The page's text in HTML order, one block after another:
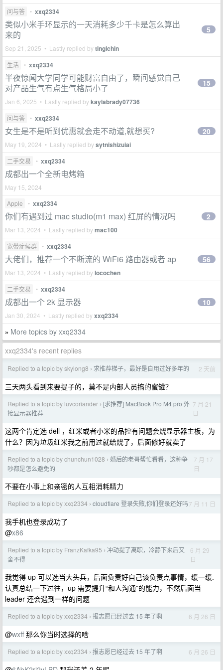
问与答 • xxq2334
类似小米手环显示的一天消耗多少千卡是怎么算出
来的
Sep 21, 2025 • Lastly replied bytingichin
5
生活 • xxq2334
半夜惊闻大学同学可能财富自由了，瞬间感觉自己
对产品生气有点生气格局小了
Jan 6, 2025 • Lastly replied bykaylabrady07736
15
问与答 • xxq2334
女生是不是听到优惠就会走不动道,就想买?
May 19, 2024 • Lastly replied bysytnishizuiai
20
二手交易 • xxq2334
成都出一个全新电烤箱
May 15, 2024
Apple
• xxq2334
你们有遇到过 mac studio(m1 max) 红屏的情况吗
Mar 13, 2024 • Lastly replied bymac100
2
宽带症候群 • xxq2334
大佬们，推荐一个不断流的 WiFi6 路由器或者 ap
Mar 13, 2024 • Lastly replied bylocochen
56
二手交易 • xxq2334
成都出一个 2k 显示器
Jan 30, 2024 • Lastly replied byxxq2334
10
» More topics by xxq2334
xxq2334's recent replies
Replied to a topic by skylong8 › 求推荐梯子，最好是自用过好多年的 2 天前
三天两头看到来要提子的，莫不是内部人员搞的蜜罐？
Replied to a topic by luvcoriander › [求推荐] MacBook Pro M4 pro 外
接显示器推荐
7 月 21
日
这两个肯定选 dell ，红米或者小米的品控有问题会烧显示器主板，为
什么？因为垃圾红米我之前用过就给烧了，后面修好就卖了
Replied to a topic by chunchun1028 › 婚后的老哥帮忙看看，这种争
吵都是怎么避免的
7 月 17
日
不要在小事上和亲密的人互相消耗精力
Replied to a topic by xxq2334 › cloudflare 登录失败,你们登录还好吗7 月 11 日
我手机也登录成功了
@x86
Replied to a topic by FranzKafka95 › 冲动提了离职，冷静下来后又
舍不得
6 月 29
日
我觉得 up 可以选当大头兵，后面负责好自己该负责点事情，缓一缓.
认真总结一下过往，up 需要提升“和人沟通”的能力，不然后面当
leader 还会遇到一样的问题
Replied to a topic by xxq2334 › 报志愿已经过去 15 年了啊 6 月 26 日
@wxff那么你当时选择的啥
Replied to a topic by xxq2334 › 报志愿已经过去 15 年了啊 6 月 26 日